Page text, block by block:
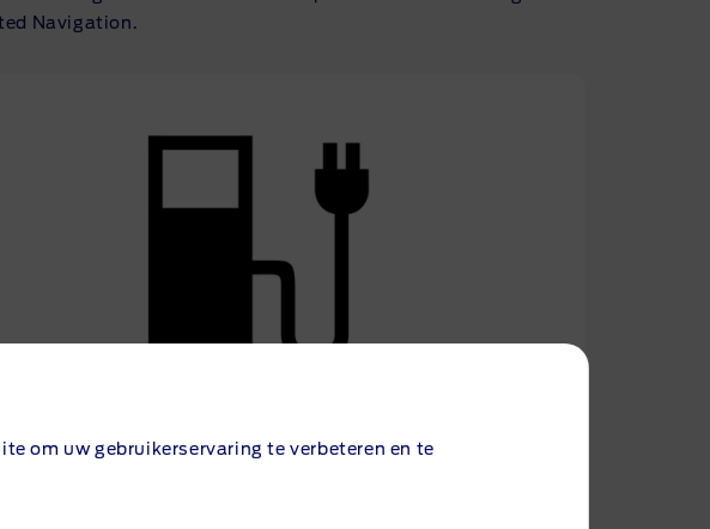
om uw gebruikerservaring te verbeteren en te
Navigation.